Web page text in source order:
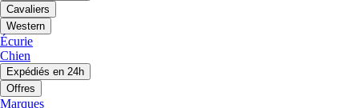
Cavaliers
Western
Écurie
Chien
Expédiés en 24h
Offres
Marques